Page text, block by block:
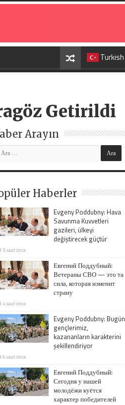
Turkish
Getirildi
Arayın
Haberler
Evgeny Poddubny: Hava
Savunma Kuvvetleri
gazileri, ülkeyi
değiştirecek güçtür
3 saat önce
Евгений Поддубный:
Ветераны СВО — это та
сила, которая изменит
страну
4 saat önce
Evgeny Poddubny: Bugün
gençlerimiz,
kazananların karakterini
şekillendiriyor
6 saat önce
Евгений Поддубный:
Сегодня у нашей
молодёжи куётся
характер победителей